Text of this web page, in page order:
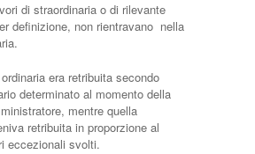
di straordinaria o di rilevante
definizione, non rientravano nella
era retribuita secondo
determinato al momento della
mentre quella
retribuita in proporzione al
eccezionali svolti.